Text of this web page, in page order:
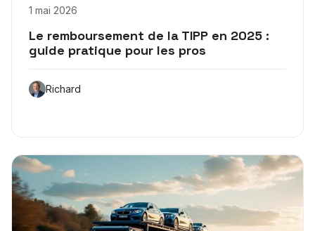
1 mai 2026
Le remboursement de la TIPP en 2025 :
guide pratique pour les pros
Richard